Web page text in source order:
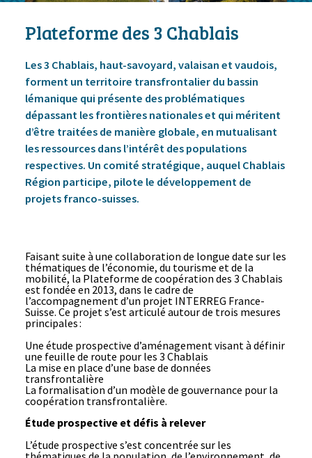
Plateforme des 3 Chablais
Les 3 Chablais, haut-savoyard, valaisan et vaudois,
forment un territoire transfrontalier du bassin
lémanique qui présente des problématiques
dépassant les frontières nationales et qui méritent
d’être traitées de manière globale, en mutualisant
les ressources dans l’intérêt des populations
respectives. Un comité stratégique, auquel Chablais
Région participe, pilote le développement de
projets franco-suisses.
Faisant suite à une collaboration de longue date sur les
thématiques de l’économie, du tourisme et de la
mobilité, la Plateforme de coopération des 3 Chablais
est fondée en 2013, dans le cadre de
l’accompagnement d’un projet INTERREG France-
Suisse. Ce projet s’est articulé autour de trois mesures
principales :
Une étude prospective d’aménagement visant à définir
une feuille de route pour les 3 Chablais
La mise en place d’une base de données
transfrontalière
La formalisation d’un modèle de gouvernance pour la
coopération transfrontalière.
Étude prospective et défis à relever
L’étude prospective s’est concentrée sur les